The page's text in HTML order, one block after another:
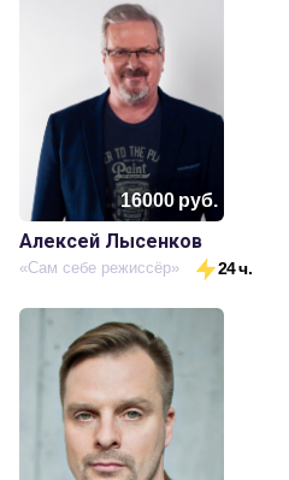
16000руб.
Алексей Лысенков
«Сам себе режиссёр» 24 ч.